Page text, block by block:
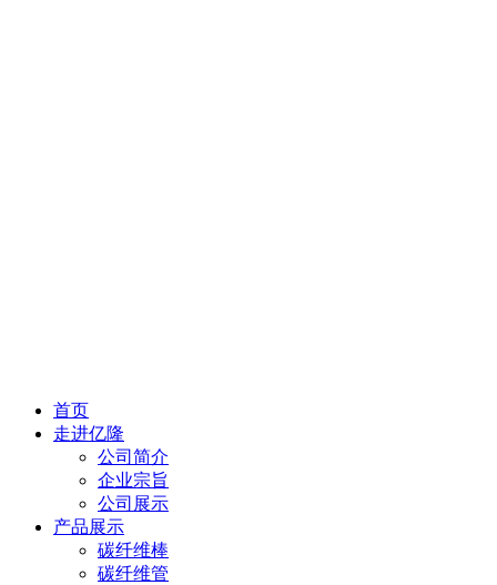
首页
走进亿隆
公司简介
企业宗旨
公司展示
产品展示
碳纤维棒
碳纤维管